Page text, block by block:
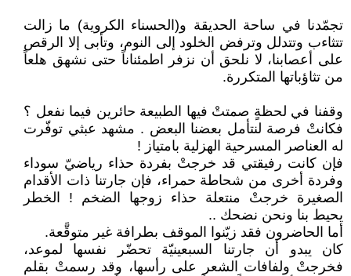
تجمّدنا في ساحة الحديقة و(الحسناء الكروية) ما زالت
تتثاءب وتتدلل وترفض الخلود إلى النوم، وتأبى إلا الرقص
على أعصابنا، لا نلحق أن نزفر اطمئناناً حتى نشهق هلعاً
من تثاؤباتها المتكررة.
وقفنا في لحظةٍ صمتتْ فيها الطبيعة حائرين فيما نفعل ؟
فكانتْ فرصة لنتأمل بعضنا البعض . مشهد عبثي توفّرت
له العناصر المسرحية الهزلية بامتياز !
فإن كانت رفيقتي قد خرجتْ بفردة حذاء رياضيّ سوداء
وفردة أخرى من شحاطة حمراء، فإن جارتنا ذات الأقدام
الصغيرة خرجتْ منتعلة حذاء زوجها الضخم ! الخطر
يحيط بنا ونحن نضحك ..
أما الحاضرون فقد زيّنوا الموقف بطرافة غير متوقَّعة.
كان يبدو أن جارتنا السبعينيّة تحضّر نفسها لموعد،
فخرجتْ ولفافات الشعر على رأسها، وقد رسمتْ بقلم